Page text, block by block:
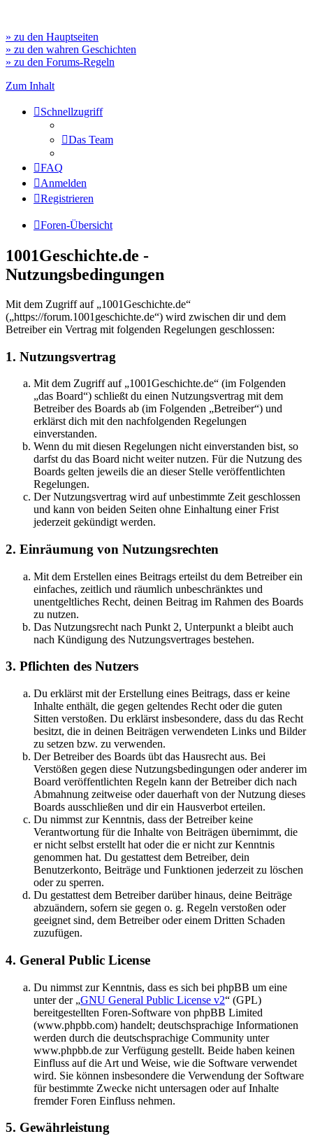
» zu den Hauptseiten
» zu den wahren Geschichten
» zu den Forums-Regeln
Zum Inhalt
Schnellzugriff
Das Team
FAQ
Anmelden
Registrieren
Foren-Übersicht
1001Geschichte.de -
Nutzungsbedingungen
Mit dem Zugriff auf „1001Geschichte.de“
(„https://forum.1001geschichte.de“) wird zwischen dir und dem
Betreiber ein Vertrag mit folgenden Regelungen geschlossen:
1. Nutzungsvertrag
Mit dem Zugriff auf „1001Geschichte.de“ (im Folgenden
„das Board“) schließt du einen Nutzungsvertrag mit dem
Betreiber des Boards ab (im Folgenden „Betreiber“) und
erklärst dich mit den nachfolgenden Regelungen
einverstanden.
Wenn du mit diesen Regelungen nicht einverstanden bist, so
darfst du das Board nicht weiter nutzen. Für die Nutzung des
Boards gelten jeweils die an dieser Stelle veröffentlichten
Regelungen.
Der Nutzungsvertrag wird auf unbestimmte Zeit geschlossen
und kann von beiden Seiten ohne Einhaltung einer Frist
jederzeit gekündigt werden.
2. Einräumung von Nutzungsrechten
Mit dem Erstellen eines Beitrags erteilst du dem Betreiber ein
einfaches, zeitlich und räumlich unbeschränktes und
unentgeltliches Recht, deinen Beitrag im Rahmen des Boards
zu nutzen.
Das Nutzungsrecht nach Punkt 2, Unterpunkt a bleibt auch
nach Kündigung des Nutzungsvertrages bestehen.
3. Pflichten des Nutzers
Du erklärst mit der Erstellung eines Beitrags, dass er keine
Inhalte enthält, die gegen geltendes Recht oder die guten
Sitten verstoßen. Du erklärst insbesondere, dass du das Recht
besitzt, die in deinen Beiträgen verwendeten Links und Bilder
zu setzen bzw. zu verwenden.
Der Betreiber des Boards übt das Hausrecht aus. Bei
Verstößen gegen diese Nutzungsbedingungen oder anderer im
Board veröffentlichten Regeln kann der Betreiber dich nach
Abmahnung zeitweise oder dauerhaft von der Nutzung dieses
Boards ausschließen und dir ein Hausverbot erteilen.
Du nimmst zur Kenntnis, dass der Betreiber keine
Verantwortung für die Inhalte von Beiträgen übernimmt, die
er nicht selbst erstellt hat oder die er nicht zur Kenntnis
genommen hat. Du gestattest dem Betreiber, dein
Benutzerkonto, Beiträge und Funktionen jederzeit zu löschen
oder zu sperren.
Du gestattest dem Betreiber darüber hinaus, deine Beiträge
abzuändern, sofern sie gegen o. g. Regeln verstoßen oder
geeignet sind, dem Betreiber oder einem Dritten Schaden
zuzufügen.
4. General Public License
Du nimmst zur Kenntnis, dass es sich bei phpBB um eine
unter der „GNU General Public License v2“ (GPL)
bereitgestellten Foren-Software von phpBB Limited
(www.phpbb.com) handelt; deutschsprachige Informationen
werden durch die deutschsprachige Community unter
www.phpbb.de zur Verfügung gestellt. Beide haben keinen
Einfluss auf die Art und Weise, wie die Software verwendet
wird. Sie können insbesondere die Verwendung der Software
für bestimmte Zwecke nicht untersagen oder auf Inhalte
fremder Foren Einfluss nehmen.
5. Gewährleistung